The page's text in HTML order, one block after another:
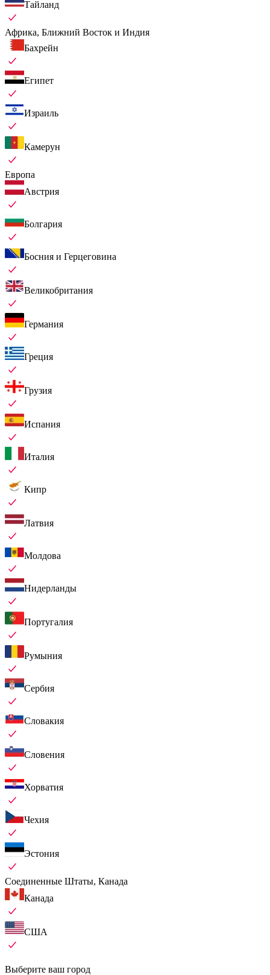
Тайланд
Африка, Ближний Восток и Индия
Бахрейн
Египет
Израиль
Камерун
Европа
Австрия
Болгария
Босния и Герцеговина
Великобритания
Германия
Греция
Грузия
Испания
Италия
Кипр
Латвия
Молдова
Нидерланды
Португалия
Румыния
Сербия
Словакия
Словения
Хорватия
Чехия
Эстония
Соединенные Штаты, Канада
Канада
США
Выберите ваш город